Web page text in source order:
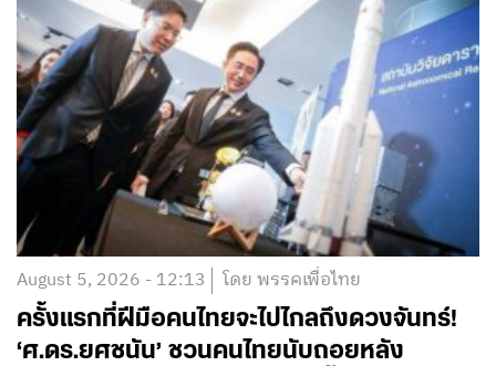
August 5, 2026 - 12:13 โดย พรรคเพื่อไทย
ครั้งแรกที่ฝีมือคนไทยจะไปไกลถึงดวงจันทร์!
‘ศ.ดร.ยศชนัน’ ชวนคนไทยนับถอยหลัง